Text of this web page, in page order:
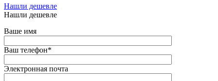
Нашли дешевле
Нашли дешевле
Ваше имя
Ваш телефон*
Электронная почта